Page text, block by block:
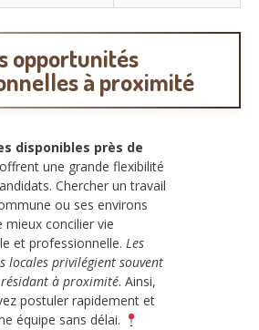
opportunités
à proximité
disponibles près de
offrent une grande flexibilité
Chercher un travail
ou ses environs
mieux concilier vie
et professionnelle. Les
locales privilégient souvent
à proximité. Ainsi,
postuler rapidement et
équipe sans délai.